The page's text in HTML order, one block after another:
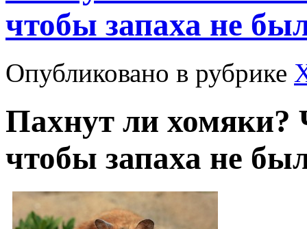
чтобы запаха не
Опубликовано в рубрике
Пахнут ли хомяки?
чтобы запаха не